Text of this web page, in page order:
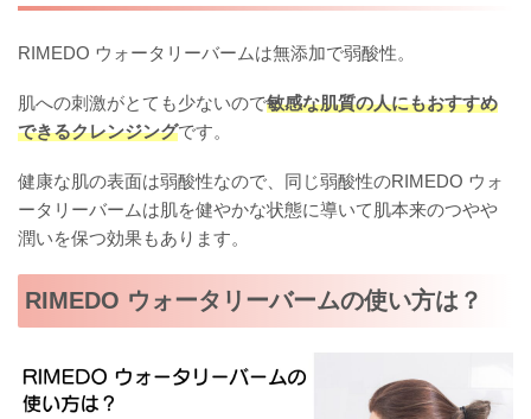
RIMEDO ウォータリーバームは無添加で弱酸性。
肌への刺激がとても少ないので敏感な肌質の人にもおすすめ
できるクレンジングです。
健康な肌の表面は弱酸性なので、同じ弱酸性のRIMEDO ウォ
ータリーバームは肌を健やかな状態に導いて肌本来のつやや
潤いを保つ効果もあります。
RIMEDO ウォータリーバームの使い方は？